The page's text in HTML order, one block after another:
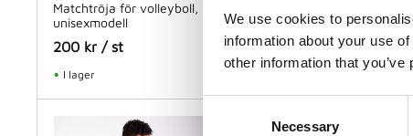
We use cookies to
information about your use
other information that
Necessary
Matchtröja för volleyboll,
unisexmodell
200kr /st
I lager
snörning i midjan.
125kr /st